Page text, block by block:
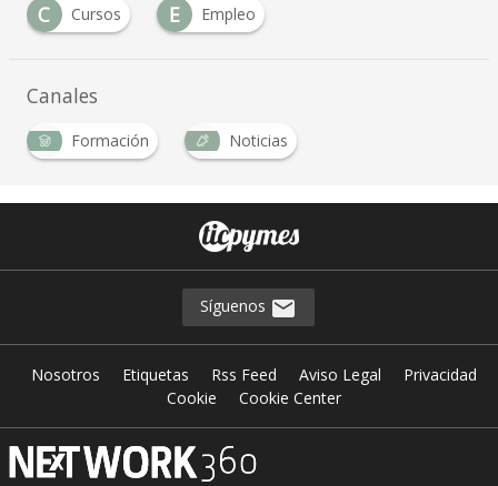
C
Cursos E Empleo
Canales
Formación Noticias
Síguenos
Nosotros Etiquetas Rss Feed Aviso Legal
Privacidad
Cookie
Cookie Center